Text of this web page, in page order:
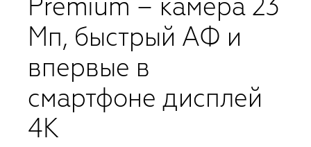
Мп, быстрый АФ и
впервые в
смартфоне дисплей
4К